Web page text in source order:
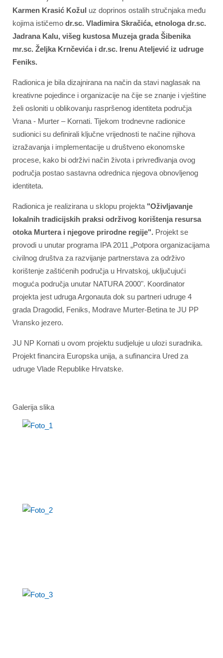
Karmen Krasić Kožul uz doprinos ostalih stručnjaka među
kojima ističemo dr.sc. Vladimira Skračića, etnologa dr.sc.
Jadrana Kalu, višeg kustosa Muzeja grada Šibenika
mr.sc. Željka Krnčevića i dr.sc. Irenu Ateljević iz udruge
Feniks.
Radionica je bila dizajnirana na način da stavi naglasak na
kreativne pojedince i organizacije na čije se znanje i vještine
želi osloniti u oblikovanju raspršenog identiteta područja
Vrana - Murter – Kornati. Tijekom trodnevne radionice
sudionici su definirali ključne vrijednosti te načine njihova
izražavanja i implementacije u društveno ekonomske
procese, kako bi održivi način života i privređivanja ovog
područja postao sastavna odrednica njegova obnovljenog
identiteta.
Radionica je realizirana u sklopu projekta "Oživljavanje
lokalnih tradicijskih praksi održivog korištenja resursa
otoka Murtera i njegove prirodne regije". Projekt se
provodi u unutar programa IPA 2011 „Potpora organizacijama
civilnog društva za razvijanje partnerstava za održivo
korištenje zaštićenih područja u Hrvatskoj, uključujući
moguća područja unutar NATURA 2000". Koordinator
projekta jest udruga Argonauta dok su partneri udruge 4
grada Dragodid, Feniks, Modrave Murter-Betina te JU PP
Vransko jezero.
JU NP Kornati u ovom projektu sudjeluje u ulozi suradnika.
Projekt financira Europska unija, a sufinancira Ured za
udruge Vlade Republike Hrvatske.
Galerija slika